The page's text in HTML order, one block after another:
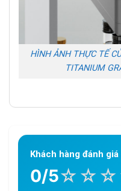
HÌNH ẢNH THỰC TẾ
TITANIUM
Khách hàng đánh
0/5☆ ☆ ☆